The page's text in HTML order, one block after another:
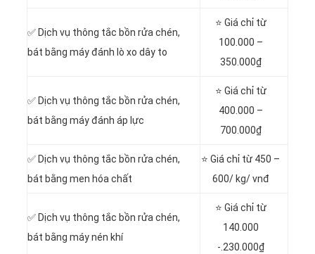
✅ Dịch vụ thông tắc bồn rửa chén,
bát bằng máy đánh lò xo dây to
⭐ Giá chỉ từ
100.000 –
350.000₫
✅ Dịch vụ thông tắc bồn rửa chén,
bát bằng máy đánh áp lực
⭐ Giá chỉ từ
400.000 –
700.000₫
✅ Dịch vụ thông tắc bồn rửa chén,
bát bằng men hóa chất
⭐ Giá chỉ từ 450 –
600/ kg/ vnđ
✅ Dịch vụ thông tắc bồn rửa chén,
bát bằng máy nén khí
⭐ Giá chỉ từ
140.000
-.230.000₫